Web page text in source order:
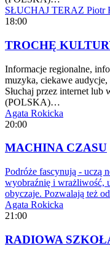
SŁUCHAJ TERAZ Piotr
18:00
TROCHĘ
Informacje regionalne,
muzyka, ciekawe
Słuchaj przez internet
(POLSKA)…
Agata Rokicka
20:00
MACHINA CZASU
Podróże fascynują - uczą
wyobraźnię i wrażliwość,
obyczaje. Pozwalają też
Agata Rokicka
21:00
RADIOWA